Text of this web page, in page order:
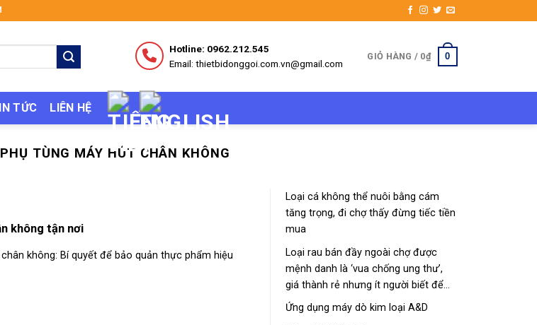
Hotline: 0962.212.545
Email: thietbidonggoi.com.vn@gmail.com
GIỎ HÀNG / 0₫ 0
TỨC LIÊN HỆ
PHỤ TÙNG MÁY HÚT CHÂN KHÔNG
không tận nơi
không: Bí quyết để bảo quản thực phẩm hiệu
Loại cá không thể nuôi bằng cám
tăng trọng, đi chợ thấy đừng tiếc tiền
mua
Loại rau bán đầy ngoài chợ được
mệnh danh là ‘vua chống ung thư’,
giá thành rẻ nhưng ít người biết để
mua về
Ứng dụng máy dò kim loại A&D